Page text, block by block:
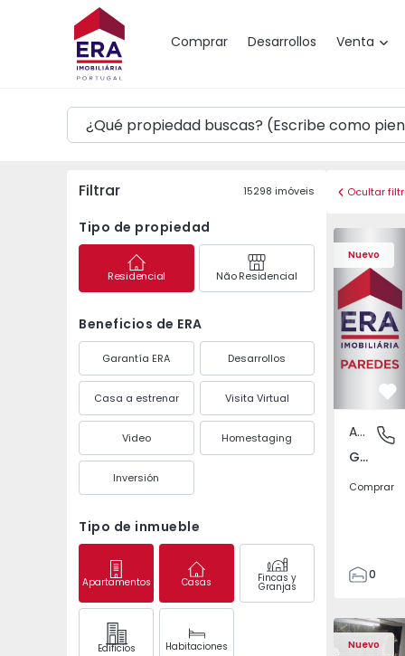
Comprar Desarrollos Venta
Mapa
Filtrar 15298 imóveis
Tipo de propiedad
Residencial Não Residencial
Beneficios de ERA
Garantía ERA Desarrollos
Casa a estrenar Visita Virtual
Video Homestaging
Inversión
Tipo de inmueble
Apartamentos Casas Fincas y
Granjas
Edifícios Habitaciones
Ocultar
Nuevo
Gandra,
Apartamento
Gandra, Porto
Comprar
0
3
Nuevo
Apartamento T2